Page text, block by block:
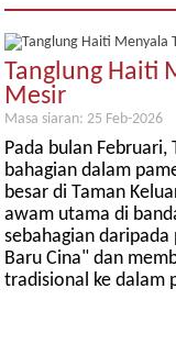
Tanglung Haiti
Mesir
Masa siaran: 25 Feb-2026
Pada bulan
bahagian dalam
besar di Taman
awam utama di
sebahagian
Baru Cina" dan
tradisional ke dalam